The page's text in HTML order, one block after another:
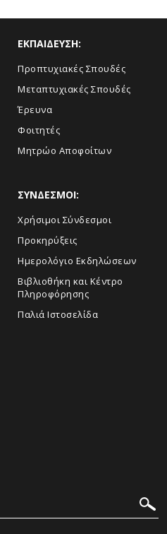
ΕΚΠΑΙΔΕΥΣΗ:
Προπτυχιακές Σπουδές
Μεταπτυχιακές Σπουδές
Έρευνα
Φοιτητές
Μητρώο Αποφοίτων
ΣΥΝΔΕΣΜΟΙ:
Χρήσιμοι Σύνδεσμοι
Προκηρύξεις
Ημερολόγιο Εκδηλώσεων
Βιβλιοθήκη και Κέντρο
Πληροφόρησης
Παλιά Ιστοσελίδα